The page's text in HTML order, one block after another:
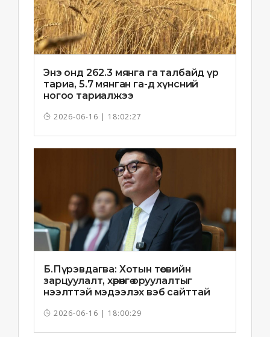
Энэ онд 262.3 мянга га талбайд үр
тариа, 5.7 мянган га-д хүнсний
ногоо тариалжээ
2026-06-16 | 18:02:27
Б.Пүрэвдагва: Хотын төсвийн
зарцуулалт, хөрөнгө оруулалтыг
нээлттэй мэдээлэх вэб сайттай
2026-06-16 | 18:00:29